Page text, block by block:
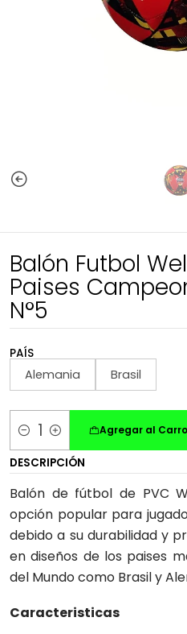
Balón Futbol
Paises
N°5
PAÍS
Alemania Brasil
Cantidad
Agregar al Carro
DESCRIPCIÓN
Balón de fútbol de PVC
opción popular para
debido a su durabilidad y
en diseños de los paises
del Mundo como Brasil y
Caracteristicas